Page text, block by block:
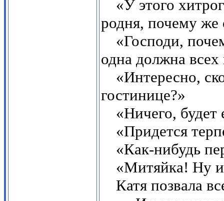
«У этого
родня, почему же
«Господи,
одна должна
«Интересно,
гостинице?»
«Ничего,
«Придется
«Как-нибудь
«Митяйка! Ну
Катя позвала